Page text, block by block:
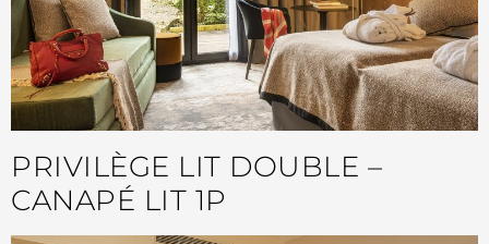
PRIVILÈGE LIT DOUBLE –
CANAPÉ LIT 1P